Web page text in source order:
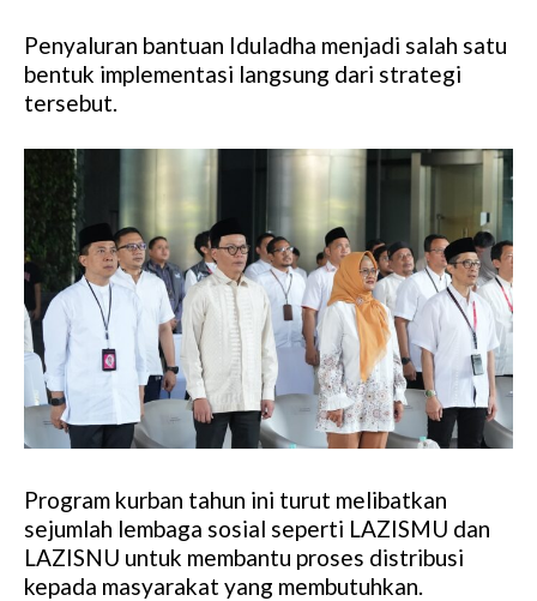
Penyaluran bantuan Iduladha menjadi salah satu
bentuk implementasi langsung dari strategi
tersebut.
Program kurban tahun ini turut melibatkan
sejumlah lembaga sosial seperti LAZISMU dan
LAZISNU untuk membantu proses distribusi
kepada masyarakat yang membutuhkan.